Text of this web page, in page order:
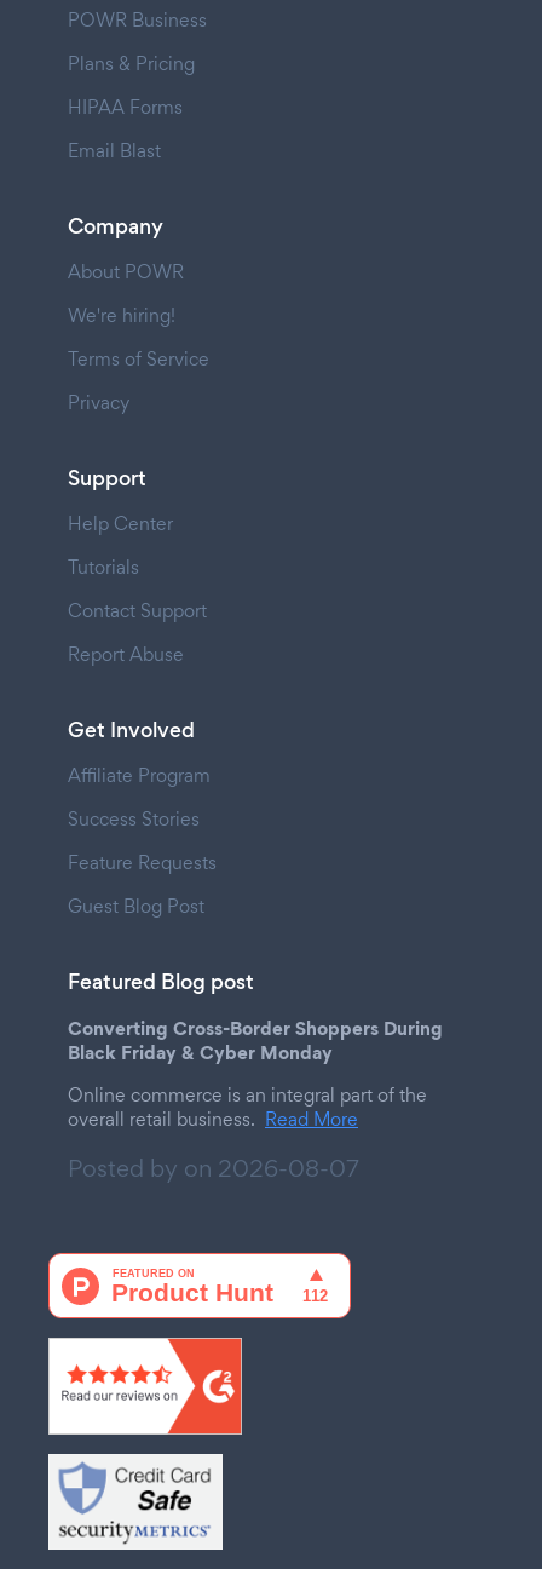
POWR Business
Plans & Pricing
HIPAA Forms
Email Blast
Company
About POWR
We're hiring!
Terms of Service
Privacy
Support
Help Center
Tutorials
Contact Support
Report Abuse
Get Involved
Affiliate Program
Success Stories
Feature Requests
Guest Blog Post
Featured Blog post
Converting Cross-Border Shoppers During
Black Friday & Cyber Monday
Online commerce is an integral part of the
overall retail business. Read More
Posted by on 2026-08-07